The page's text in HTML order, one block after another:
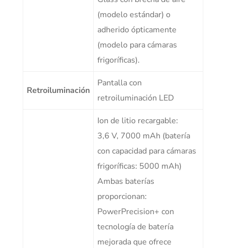
(modelo estándar) o
adherido ópticamente
(modelo para cámaras
frigoríficas).
Retroiluminación
Pantalla con
retroiluminación LED
Ion de litio recargable:
3,6 V, 7000 mAh (batería
con capacidad para cámaras
frigoríficas: 5000 mAh)
Ambas baterías
proporcionan:
PowerPrecision+ con
tecnología de batería
mejorada que ofrece